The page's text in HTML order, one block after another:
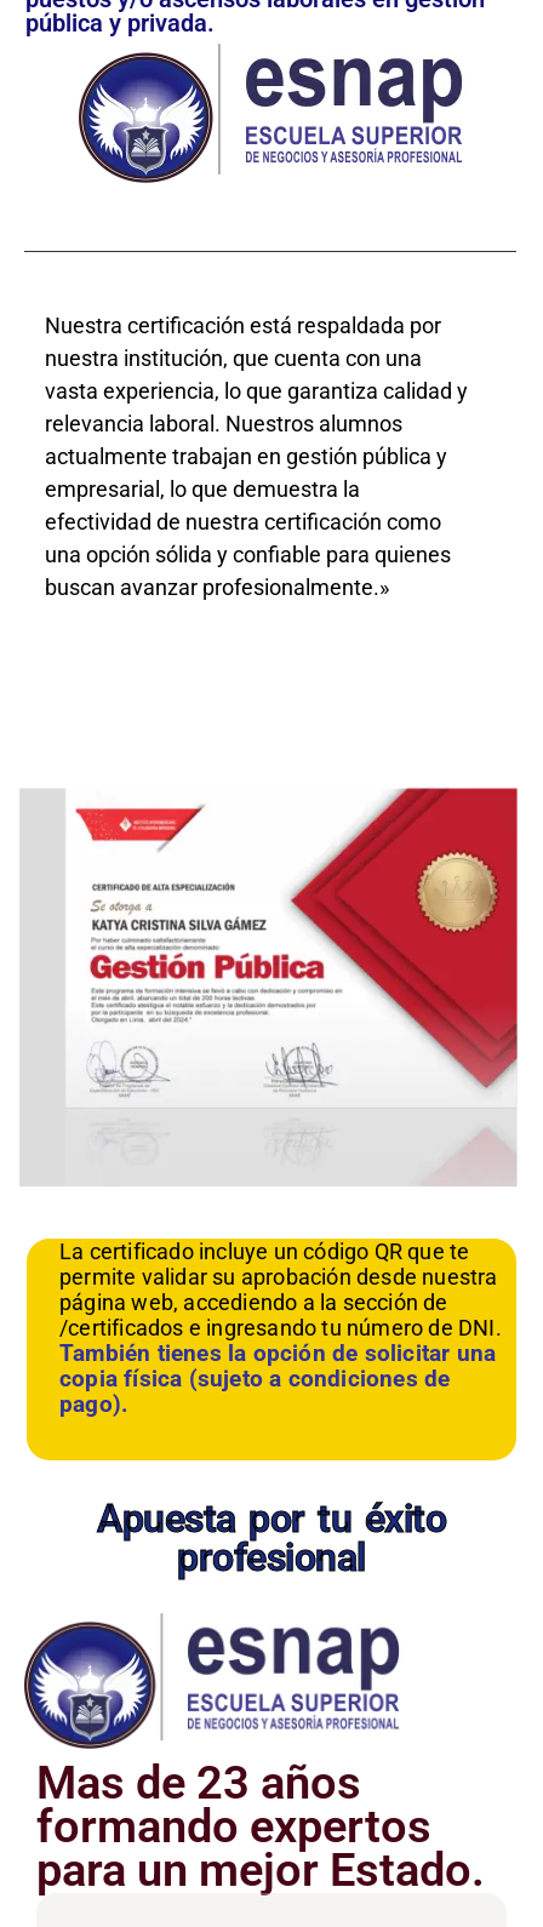
pública y privada.
Nuestra certificación está respaldada por
nuestra institución, que cuenta con una
vasta experiencia, lo que garantiza calidad y
relevancia laboral. Nuestros alumnos
actualmente trabajan en gestión pública y
empresarial, lo que demuestra la
efectividad de nuestra certificación como
una opción sólida y confiable para quienes
buscan avanzar profesionalmente.»
La certificado incluye un código QR que te
permite validar su aprobación desde nuestra
página web, accediendo a la sección de
/certificados e ingresando tu número de DNI.
También tienes la opción de solicitar una
copia física (sujeto a condiciones de
pago).
Apuesta por tu éxito
profesional
Mas de 23 años
formando expertos
para un mejor Estado.